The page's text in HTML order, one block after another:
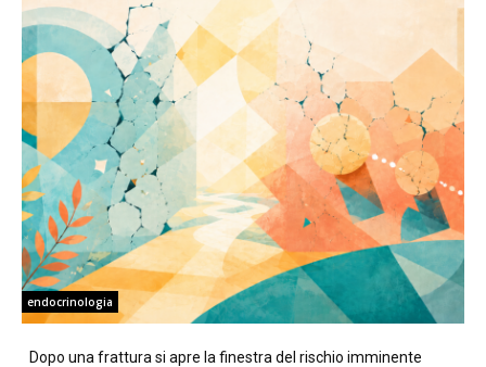
endocrinologia
Dopo una frattura si apre la finestra del rischio imminente